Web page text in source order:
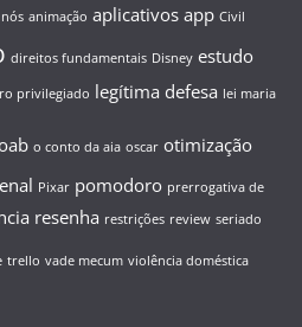
animação aplicativosapp Civil
direitos fundamentais Disney estudo
privilegiado legítima defesa lei maria
o conto da aia oscar otimização
Pixar pomodoro prerrogativa de
resenha restrições review seriado
trello vade mecum violência doméstica